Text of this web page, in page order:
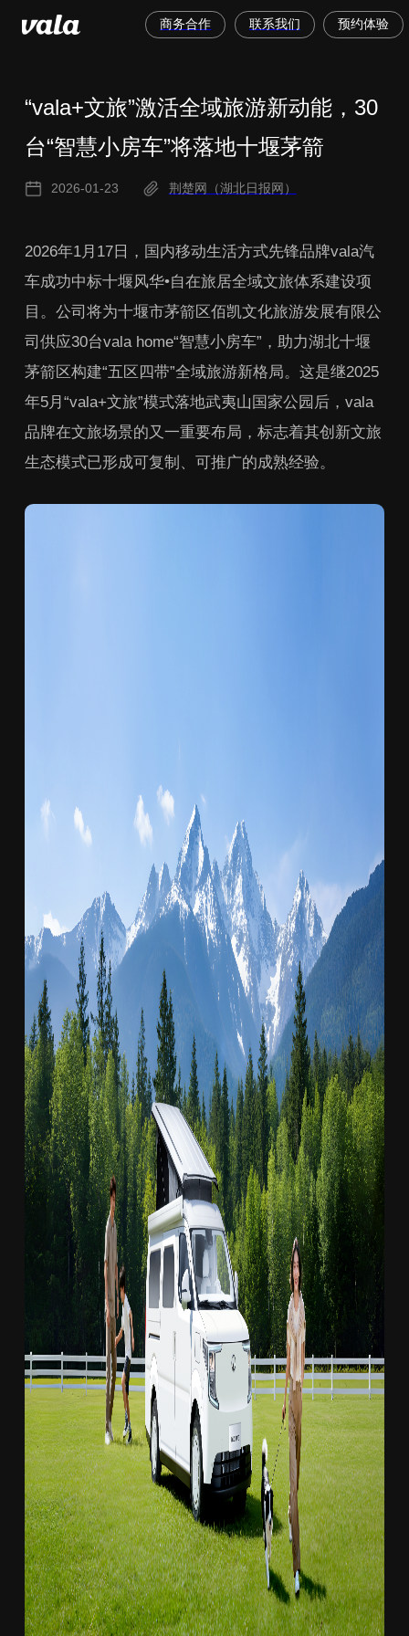
商务合作 联系我们 预约体验
“vala+文旅”激活全域旅游新动能，30
台“智慧小房车”将落地十堰茅箭
2026-01-23 荆楚网（湖北日报网）
2026年1月17日，国内移动生活方式先锋品牌vala汽
车成功中标十堰风华•自在旅居全域文旅体系建设项
目。公司将为十堰市茅箭区佰凯文化旅游发展有限公
司供应30台vala home“智慧小房车”，助力湖北十堰
茅箭区构建“五区四带”全域旅游新格局。这是继2025
年5月“vala+文旅”模式落地武夷山国家公园后，vala
品牌在文旅场景的又一重要布局，标志着其创新文旅
生态模式已形成可复制、可推广的成熟经验。